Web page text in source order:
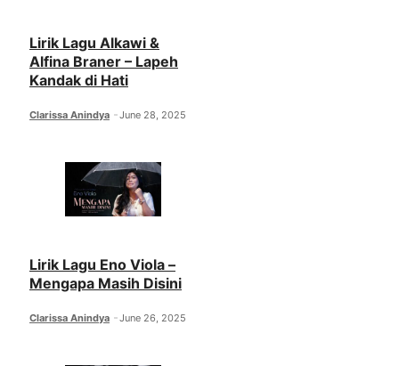
Lirik Lagu Alkawi &
Alfina Braner – Lapeh
Kandak di Hati
Clarissa Anindya June 28, 2025
Lirik Lagu Eno Viola –
Mengapa Masih Disini
Clarissa Anindya June 26, 2025